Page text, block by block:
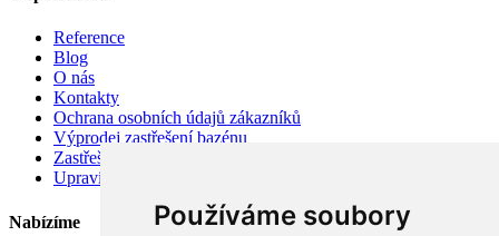
Používáme soubory
Reference
Blog
O nás
Kontakty
Ochrana osobních údajů zákazníků
Výprodej zastřešení bazénu
Zastřešení bazénu v akci
Upravit nastavení cookies
Nabízíme